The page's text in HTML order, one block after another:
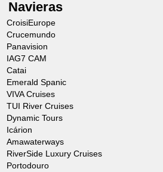
Navieras
CroisiEurope
Crucemundo
Panavision
IAG7 CAM
Catai
Emerald Spanic
VIVA Cruises
TUI River Cruises
Dynamic Tours
Icárion
Amawaterways
RiverSide Luxury Cruises
Portodouro